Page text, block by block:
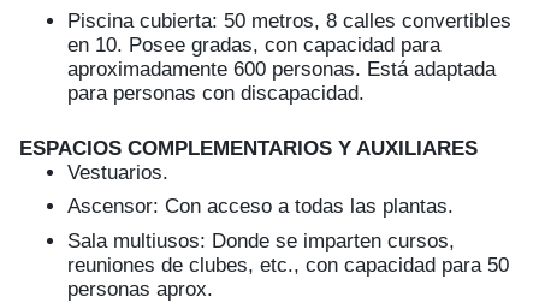
Piscina cubierta: 50 metros, 8 calles convertibles
en 10. Posee gradas, con capacidad para
aproximadamente 600 personas. Está adaptada
para personas con discapacidad.
ESPACIOS COMPLEMENTARIOS Y AUXILIARES
Vestuarios.
Ascensor: Con acceso a todas las plantas.
Sala multiusos: Donde se imparten cursos,
reuniones de clubes, etc., con capacidad para 50
personas aprox.